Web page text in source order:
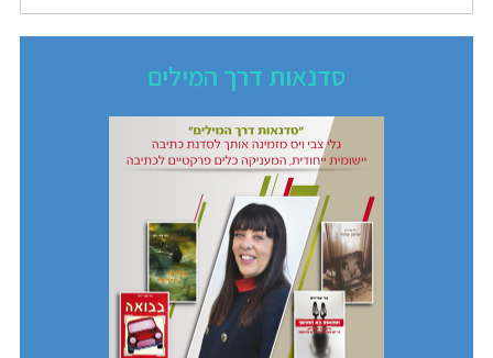
סדנאות דרך המילים